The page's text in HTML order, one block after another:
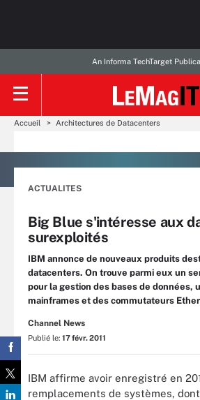
An Informa TechTarget
Accueil Architectures de Datacenters
ACTUALITES
Big Blue s'intéresse aux
surexploités
IBM annonce de nouveaux produits
datacenters. On trouve parmi eux un
pour la gestion des bases de données,
mainframes et des commutateurs
Channel News
Publié le: 17 févr. 2011
IBM affirme avoir enregistré en
remplacements de systèmes, dont